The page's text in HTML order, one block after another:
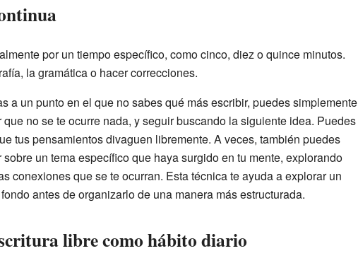
por un tiempo específico, como cinco, diez o quince minutos.
la gramática o hacer correcciones.
a un punto en el que no sabes qué más escribir, puedes simplemente
que no se te ocurre nada, y seguir buscando la siguiente idea. Puedes
tus pensamientos divaguen libremente. A veces, también puedes
sobre un tema específico que haya surgido en tu mente, explorando
conexiones que se te ocurran. Esta técnica te ayuda a explorar un
antes de organizarlo de una manera más estructurada.
libre como hábito diario